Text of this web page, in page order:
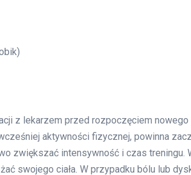
z lekarzem przed rozpoczęciem nowego
aktywności fizycznej, powinna
zwiększać intensywność i czas treningu.
swojego ciała. W przypadku bólu lub